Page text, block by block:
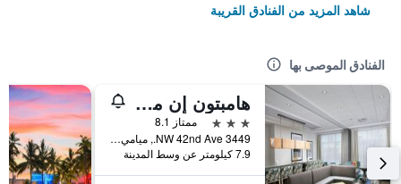
شاهد المزيد من الفنادق القريبة
الفنادق الموصى بها
هامبتون إن ميامي - آيربورت إيست، إف إل
3 نجوم
ممتاز 8.1
3449 NW 42nd Ave., ميامي, FL, الولايات المتحدة الأميريكية
7.9 كيلومتر عن وسط المدينة